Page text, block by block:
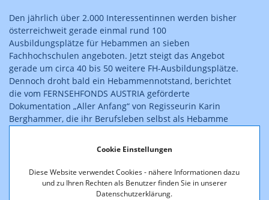
Cookie Einstellungen
Diese Website verwendet Cookies - nähere Informationen dazu
und zu Ihren Rechten als Benutzer finden Sie in unserer
Datenschutzerklärung.
Den jährlich über 2.000 Interessentinnen werden bisher
österreichweit gerade einmal rund 100
Ausbildungsplätze für Hebammen an sieben
Fachhochschulen angeboten. Jetzt steigt das Angebot
gerade um circa 40 bis 50 weitere FH-Ausbildungsplätze.
Dennoch droht bald ein Hebammennotstand, berichtet
die vom FERNSEHFONDS AUSTRIA geförderte
Dokumentation „Aller Anfang“ von Regisseurin Karin
Berghammer, die ihr Berufsleben selbst als Hebamme
Realität ihres Wunschberufes schon in der zur Hälfte aus
Praktika bestehenden Ausbildung oft recht unsanft
erleben.
Wer es nach dem Studium, dessen Lehrplan sich wie ein